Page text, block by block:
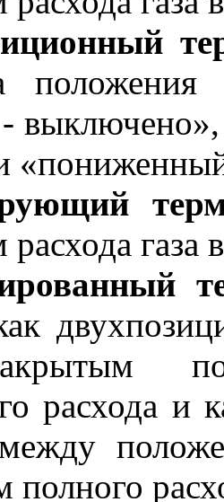
положения
газа
расхода и
полного